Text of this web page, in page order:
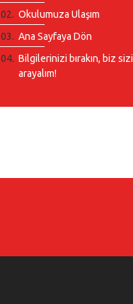
Okulumuza Ulaşım
Ana Sayfaya Dön
Bilgilerinizi bırakın, biz sizi
arayalım!